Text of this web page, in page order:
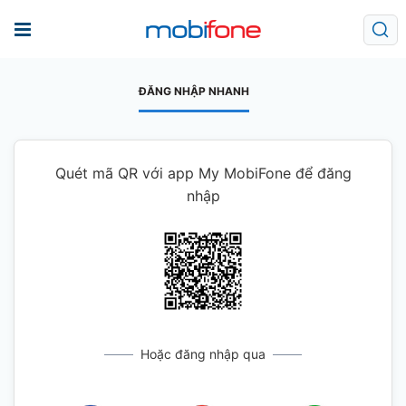
ĐĂNG NHẬP NHANH
Quét mã QR với app My MobiFone để đăng
nhập
Hoặc đăng nhập qua